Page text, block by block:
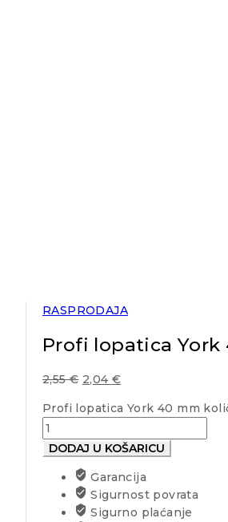
RASPRODAJA
Profi lopatica York
2,55€ 2,04 €
Profi lopatica York 40 mm
DODAJ U KOŠARICU
Garancija
Sigurnost povrata
Sigurno plaćanje